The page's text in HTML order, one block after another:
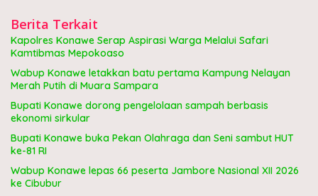
Berita Terkait
Kapolres Konawe Serap Aspirasi Warga Melalui Safari
Kamtibmas Mepokoaso
Wabup Konawe letakkan batu pertama Kampung Nelayan
Merah Putih di Muara Sampara
Bupati Konawe dorong pengelolaan sampah berbasis
ekonomi sirkular
Bupati Konawe buka Pekan Olahraga dan Seni sambut HUT
ke-81 RI
Wabup Konawe lepas 66 peserta Jambore Nasional XII 2026
ke Cibubur